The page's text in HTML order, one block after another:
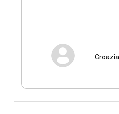
Croazia